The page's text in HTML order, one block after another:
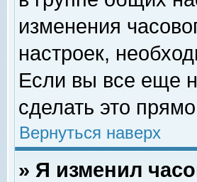
изменения
настроек,
Если вы все еще
сделать это
Вернуться наверх
» Я изменил